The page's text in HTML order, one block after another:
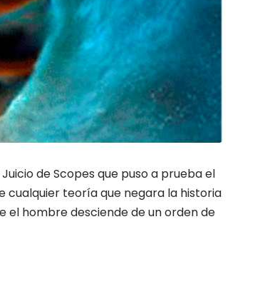
de Scopes que puso a prueba el
cualquier teoría que negara la historia
el hombre desciende de un orden de